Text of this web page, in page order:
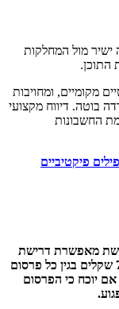
ישיר מול המחלקות
מקומיים, ומחויבות
בוטה. דיווח מקצועי
החשבונות
פיקטיביים
מאפשרת דרישת
פיצוי סטטוטורי ללא הוכחת נזק של עד כ-75,000 שקלים בגין כל פרסום
לעד כ-150,000 שקלים אם יוכח כי הפרסום